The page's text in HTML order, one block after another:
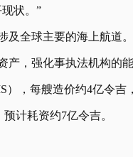
状。”
全球主要的海上航道。
，强化事执法机构的
，每艘造价约4亿令
计耗资约7亿令吉。